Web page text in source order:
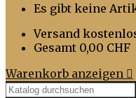
Es gibt keine
Versand
Gesamt 0,00 CHF
Warenkorb anzeigen 